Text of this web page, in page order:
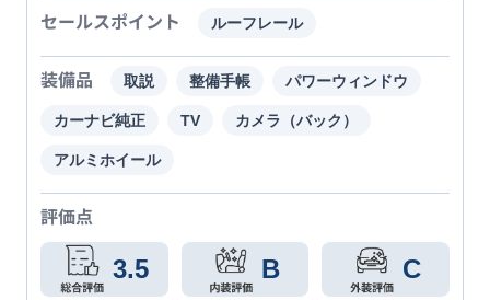
セールスポイント ルーフレール
装備品 取説 整備手帳 パワーウィンドウ
カーナビ純正 TV カメラ（バック）
アルミホイール
評価点
3.5 B C